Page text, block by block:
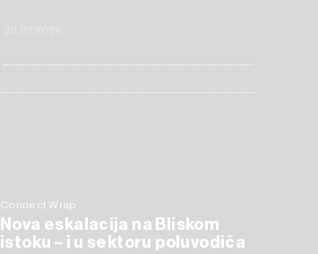
Connect Wrap
Nova eskalacija na Bliskom
istoku – i u sektoru poluvodiča